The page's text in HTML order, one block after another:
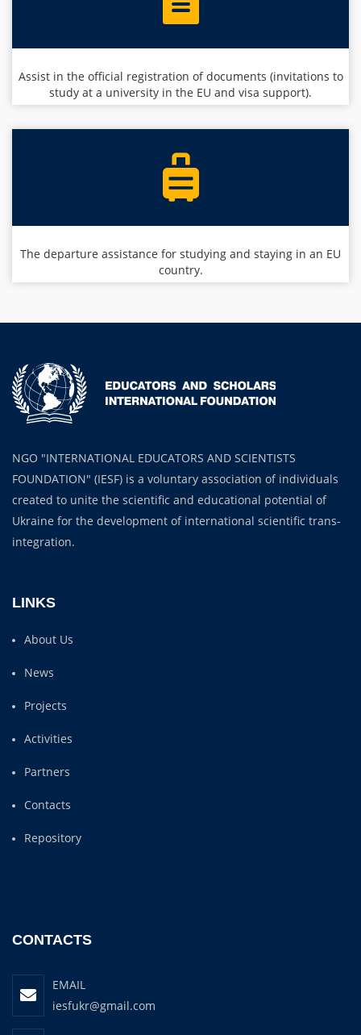
Assist in the official registration of documents (invitations to
study at a university in the EU and visa support).
The departure assistance for studying and staying in an EU
country.
NGO "INTERNATIONAL EDUCATORS AND SCIENTISTS
FOUNDATION" (IESF) is a voluntary association of individuals
created to unite the scientific and educational potential of
Ukraine for the development of international scientific trans-
integration.
LINKS
About Us
News
Projects
Activities
Partners
Contacts
Repository
CONTACTS
EMAIL
iesfukr@gmail.com